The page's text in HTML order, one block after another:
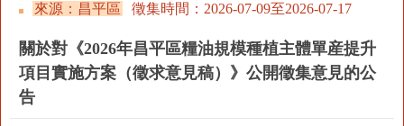
來源：昌平區 徵集時間： 2026-07-09至2026-07-17
關於對《2026年昌平區糧油規模種植主體單産提升
項目實施方案（徵求意見稿）》公開徵集意見的公
告